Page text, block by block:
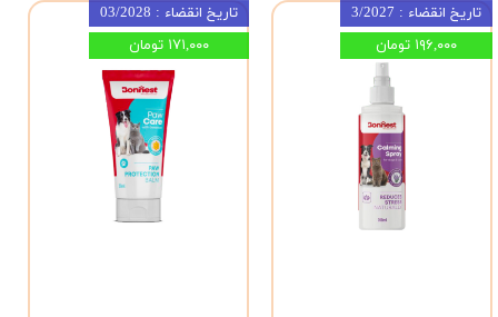
تاریخ انقضاء : 3/2027
۱۹۶,۰۰۰ تومان
تاریخ انقضاء : 03/2028
۱۷۱,۰۰۰ تومان